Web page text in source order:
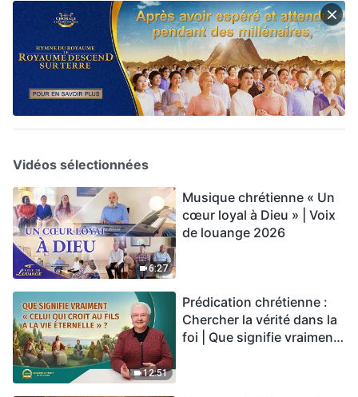
Vidéos sélectionnées
6:27
Musique chrétienne « Un
cœur loyal à Dieu » | Voix
de louange 2026
12:51
Prédication chrétienne :
Chercher la vérité dans la
foi | Que signifie vraiment